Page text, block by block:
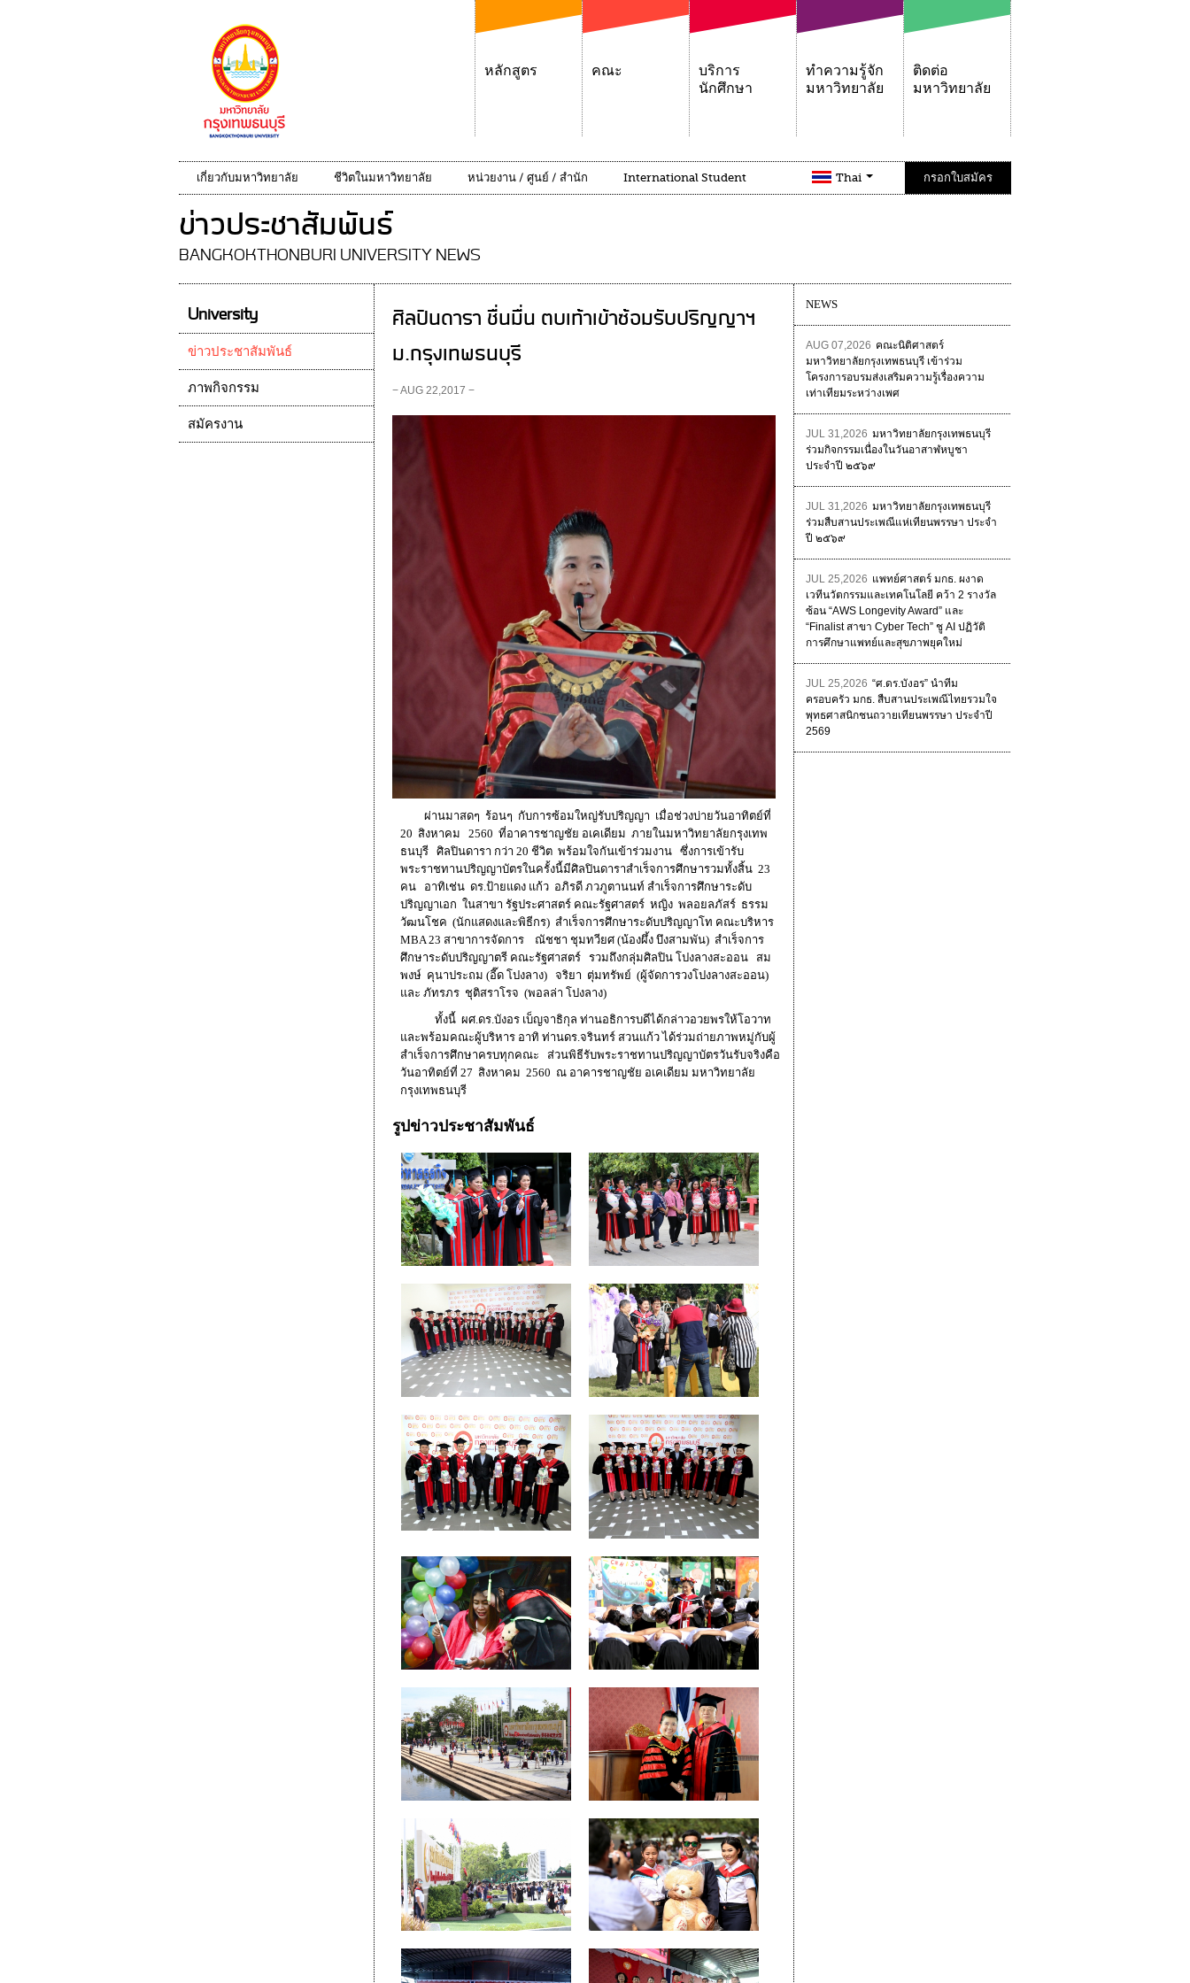
หลักสูตร คณะ
บริการ
นักศึกษา
ทำความรู้จัก
มหาวิทยาลัย
ติดต่อ
มหาวิทยาลัย
เกี่ยวกับมหาวิทยาลัย ชีวิตในมหาวิทยาลัย หน่วยงาน / ศูนย์ / สำนัก International Student Thai กรอกใบสมัคร
ข่าวประชาสัมพันธ์
BANGKOKTHONBURI UNIVERSITY NEWS
ศิลปินดารา ชื่นมื่น ตบเท้าเข้าซ้อมรับปริญญาฯ
ม.กรุงเทพธนบุรี
− AUG 22,2017 −
ผ่านมาสดๆ ร้อนๆ กับการซ้อมใหญ่รับปริญญา เมื่อช่วงบ่ายวันอาทิตย์ที่
20 สิงหาคม 2560 ที่อาคารชาญชัย อเคเดียม ภายในมหาวิทยาลัยกรุงเทพ
ธนบุรี ศิลปินดารา กว่า 20 ชีวิต พร้อมใจกันเข้าร่วมงาน ซึ่งการเข้ารับ
พระราชทานปริญญาบัตรในครั้งนี้มีศิลปินดาราสำเร็จการศึกษารวมทั้งสิ้น 23
คน อาทิเช่น ดร.ป้ายแดง แก้ว อภิรดี ภวภูตานนท์ สำเร็จการศึกษาระดับ
ปริญญาเอก ในสาขา รัฐประศาสตร์ คณะรัฐศาสตร์ หญิง พลอยลภัสร์ ธรรม
วัฒนโชค (นักแสดงและพิธีกร) สำเร็จการศึกษาระดับปริญญาโท คณะบริหาร
MBA 23 สาขาการจัดการ ณัชชา ชุมทวียศ (น้องผึ้ง บึงสามพัน) สำเร็จการ
ศึกษาระดับปริญญาตรี คณะรัฐศาสตร์ รวมถึงกลุ่มศิลปิน โปงลางสะออน สม
พงษ์ คุนาประถม (อี๊ด โปงลาง) จริยา ตุ่มทรัพย์ (ผู้จัดการวงโปงลางสะออน)
และ ภัทรภร ชุติสราโรจ (พอลล่า โปงลาง)
ทั้งนี้ ผศ.ดร.บังอร เบ็ญจาธิกุล ท่านอธิการบดีได้กล่าวอวยพรให้โอวาท
และพร้อมคณะผู้บริหาร อาทิ ท่านดร.จรินทร์ สวนแก้ว ได้ร่วมถ่ายภาพหมู่กับผู้
สำเร็จการศึกษาครบทุกคณะ ส่วนพิธีรับพระราชทานปริญญาบัตรวันรับจริงคือ
วันอาทิตย์ที่ 27 สิงหาคม 2560 ณ อาคารชาญชัย อเคเดียม มหาวิทยาลัย
กรุงเทพธนบุรี
รูปข่าวประชาสัมพันธ์
NEWS
AUG 07,2026 คณะนิติศาสตร์
มหาวิทยาลัยกรุงเทพธนบุรี เข้าร่วม
โครงการอบรมส่งเสริมความรู้เรื่องความ
เท่าเทียมระหว่างเพศ
JUL 31,2026 มหาวิทยาลัยกรุงเทพธนบุรี
ร่วมกิจกรรมเนื่องในวันอาสาฬหบูชา
ประจำปี ๒๕๖๙
JUL 31,2026 มหาวิทยาลัยกรุงเทพธนบุรี
ร่วมสืบสานประเพณีแห่เทียนพรรษา ประจำ
ปี ๒๕๖๙
JUL 25,2026 แพทย์ศาสตร์ มกธ. ผงาด
เวทีนวัตกรรมและเทคโนโลยี คว้า 2 รางวัล
ซ้อน “AWS Longevity Award” และ
“Finalist สาขา Cyber Tech” ชู AI ปฏิวัติ
การศึกษาแพทย์และสุขภาพยุคใหม่
JUL 25,2026 “ศ.ดร.บังอร” นำทีม
ครอบครัว มกธ. สืบสานประเพณีไทยรวมใจ
พุทธศาสนิกชนถวายเทียนพรรษา ประจำปี
2569
University
ข่าวประชาสัมพันธ์
ภาพกิจกรรม
สมัครงาน